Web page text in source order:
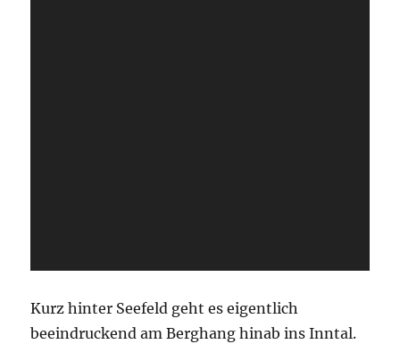
Kurz hinter Seefeld geht es eigentlich
beeindruckend am Berghang hinab ins Inntal.